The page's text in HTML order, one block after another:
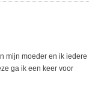
mijn moeder en ik iedere
ga ik een keer voor